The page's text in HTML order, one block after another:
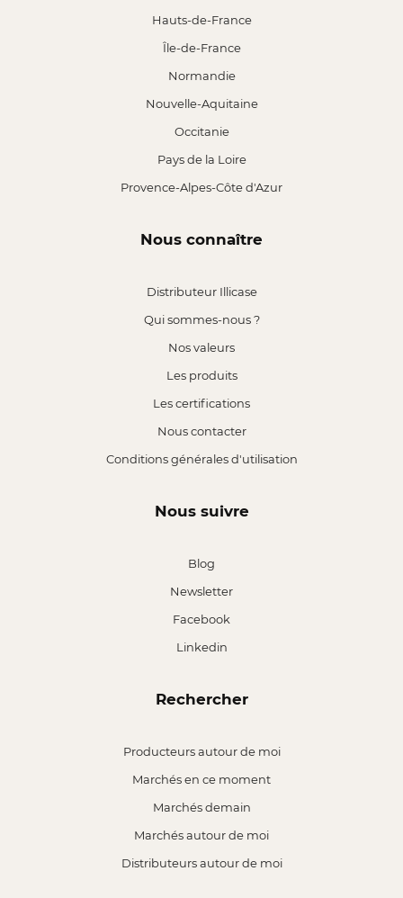
Hauts-de-France
Île-de-France
Normandie
Nouvelle-Aquitaine
Occitanie
Pays de la Loire
Provence-Alpes-Côte d'Azur
Nous connaître
Distributeur Illicase
Qui sommes-nous ?
Nos valeurs
Les produits
Les certifications
Nous contacter
Conditions générales d'utilisation
Nous suivre
Blog
Newsletter
Facebook
Linkedin
Rechercher
Producteurs autour de moi
Marchés en ce moment
Marchés demain
Marchés autour de moi
Distributeurs autour de moi